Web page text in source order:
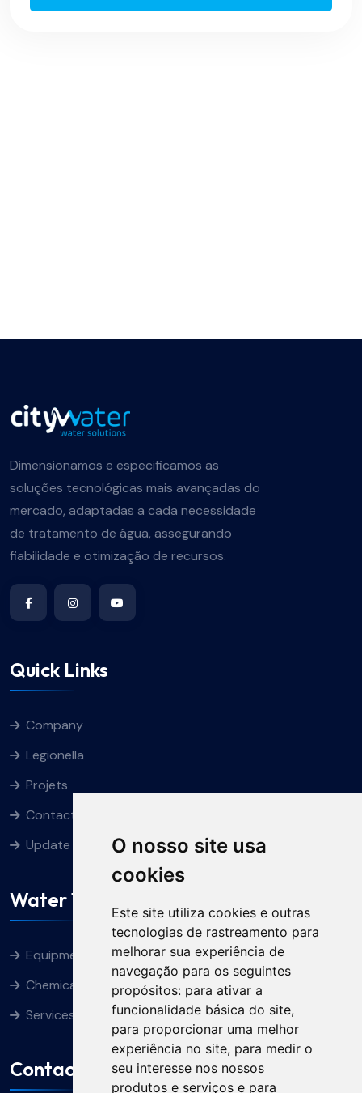
O nosso site usa
cookies
Este site utiliza cookies e outras
tecnologias de rastreamento para
melhorar sua experiência de
navegação para os seguintes
propósitos: para ativar a
funcionalidade básica do site,
para proporcionar uma melhor
experiência no site, para medir o
seu interesse nos nossos
produtos e serviços e para
Dimensionamos e especificamos as
soluções tecnológicas mais avançadas do
mercado, adaptadas a cada necessidade
de tratamento de água, assegurando
fiabilidade e otimização de recursos.
Quick Links
Company
Legionella
Projets
Contacts
Update cookies preferences
Water Treatment
Equipment
Chemical Products
Services
Contacts